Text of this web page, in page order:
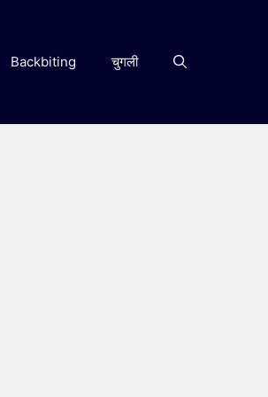
Backbiting चुगली